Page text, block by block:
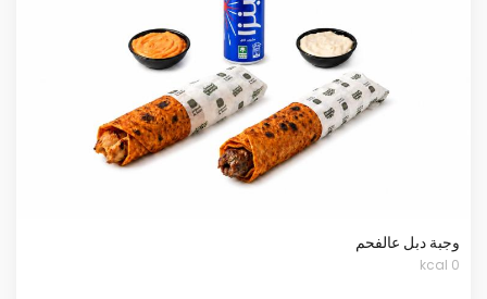
وجبة دبل عالفحم
0 kcal